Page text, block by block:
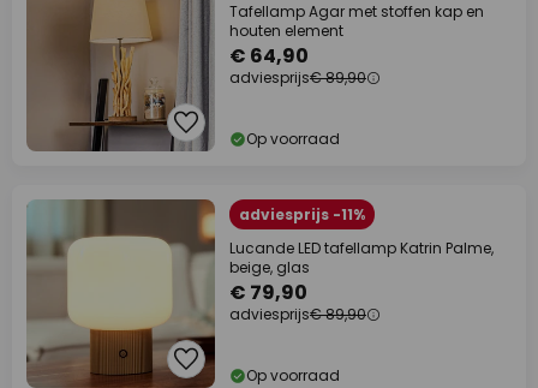
Tafellamp Agar met stoffen kap en
houten element
€ 64,90
adviesprijs€ 89,90
Op voorraad
adviesprijs -11%
Lucande LED tafellamp Katrin Palme,
beige, glas
€ 79,90
adviesprijs€ 89,90
Op voorraad